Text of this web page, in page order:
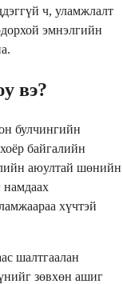
ч, уламжлалт
эмнэлгийн
вэ?
булчингийн
байгалийн
аюултай шөнийн
намдаах
хүчтэй
шалтгаалан
зөвхөн ашиг